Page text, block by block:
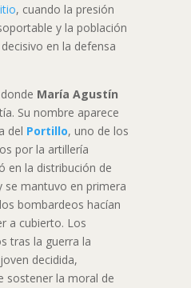
, cuando la presión
y la población
en la defensa
María Agustín
Su nombre aparece
del Portillo, uno de los
por la artillería
en la distribución de
se mantuvo en primera
bombardeos hacían
a cubierto. Los
tras la guerra la
decidida,
sostener la moral de